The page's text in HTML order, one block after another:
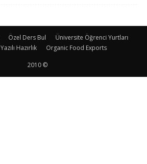
Özel Ders Bul
Üniversite Öğrenci Yurtları
Yazılı Hazırlık Organic Food Exports
2010 ©